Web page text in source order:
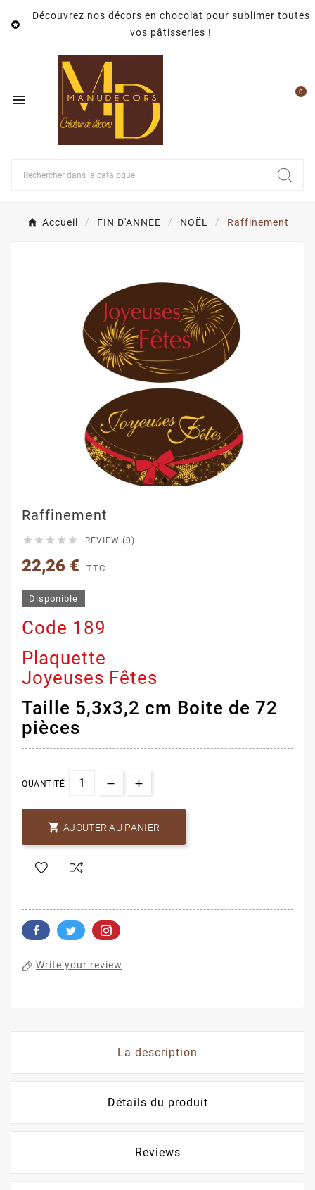

Découvrez nos décors en chocolat pour sublimer toutes
vos pâtisseries !
 0
Accueil FIN D'ANNEE NOËL Raffinement
Raffinement
     REVIEW (0)
22,26 € TTC
Disponible
Code 189
Plaquette
Joyeuses Fêtes
Taille 5,3x3,2 cm Boite de 72
pièces
QUANTITÉ
 AJOUTER AU PANIER
Write your review
La description
Détails du produit
Reviews